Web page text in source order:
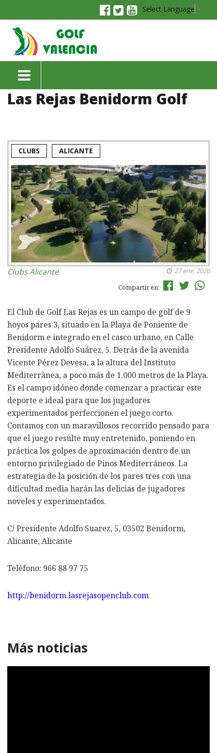
Select Language ▼
Las Rejas Benidorm Golf
CLUBS ALICANTE
ClubsAlicante
27 ene, 2026
Compartir en:
El Club de Golf Las Rejas es un campo de golf de 9
hoyos pares 3, situado en la Playa de Poniente de
Benidorm e integrado en el casco urbano, en Calle
Presidente Adolfo Suárez, 5. Detrás de la avenida
Vicente Pérez Devesa, a la altura del Instituto
Mediterrànea, a poco más de 1.000 metros de la Playa.
Es el campo idóneo donde comenzar a practicar este
deporte e ideal para que los jugadores
experimentados perfeccionen el juego corto.
Contamos con un maravillosos recorrido pensado para
que el juego resulte muy entretenido, poniendo en
práctica los golpes de aproximación dentro de un
entorno privilegiado de Pinos Mediterráneos. La
estrategia de la posición de los pares tres con una
dificultad media harán las delicias de jugadores
noveles y experimentados.
C/ Presidente Adolfo Suarez, 5, 03502 Benidorm,
Alicante, Alicante
Teléfono: 966 88 97 75
http://benidorm.lasrejasopenclub.com
Más noticias